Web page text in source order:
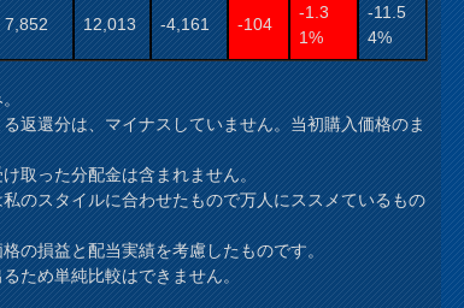
7,852 12,013 -4,161 -104
-1.3
1%
-11.5
4%
。
返還分は、マイナスしていません。当初購入価格のま
取った分配金は含まれません。
のスタイルに合わせたもので万人にススメているもの
の損益と配当実績を考慮したものです。
ため単純比較はできません。